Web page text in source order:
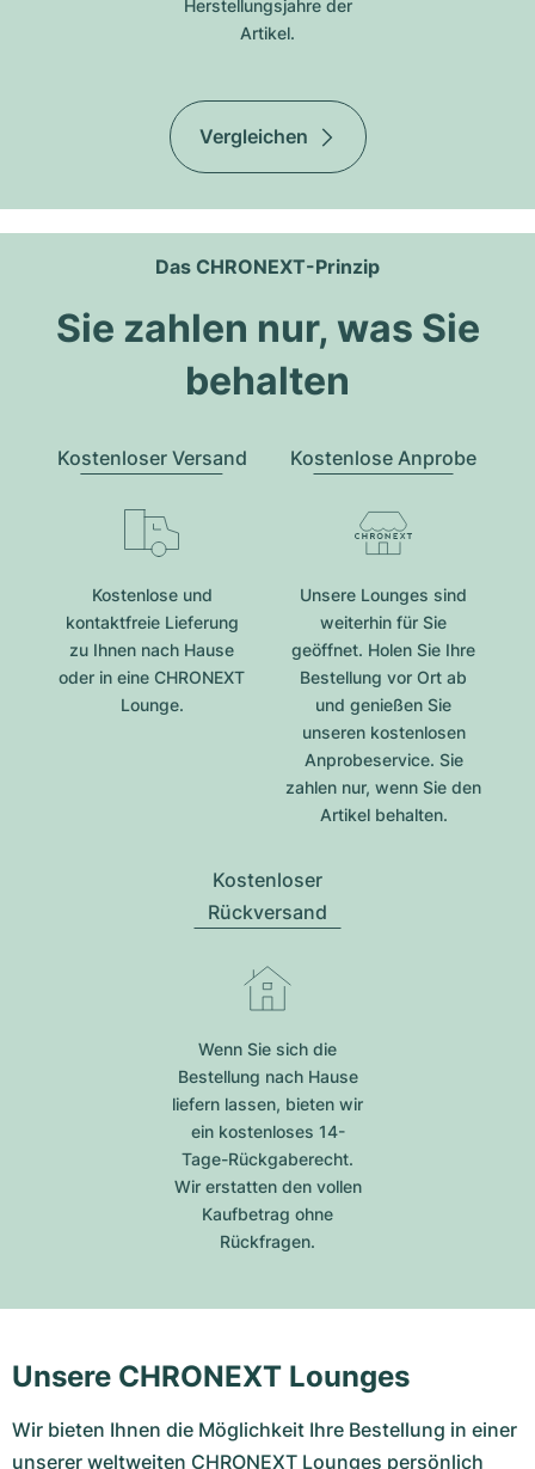
Herstellungsjahre der
Artikel.
Vergleichen
Das CHRONEXT-Prinzip
Sie zahlen nur, was Sie
behalten
Kostenloser Versand
Kostenlose und
kontaktfreie Lieferung
zu Ihnen nach Hause
oder in eine CHRONEXT
Lounge.
Kostenlose Anprobe
Unsere Lounges sind
weiterhin für Sie
geöffnet. Holen Sie Ihre
Bestellung vor Ort ab
und genießen Sie
unseren kostenlosen
Anprobeservice. Sie
zahlen nur, wenn Sie den
Artikel behalten.
Kostenloser
Rückversand
Wenn Sie sich die
Bestellung nach Hause
liefern lassen, bieten wir
ein kostenloses 14-
Tage-Rückgaberecht.
Wir erstatten den vollen
Kaufbetrag ohne
Rückfragen.
Unsere CHRONEXT Lounges
Wir bieten Ihnen die Möglichkeit Ihre Bestellung in einer
unserer weltweiten CHRONEXT Lounges persönlich